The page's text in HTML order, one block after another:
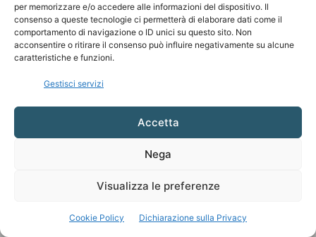
per memorizzare e/o accedere alle informazioni del dispositivo. Il
consenso a queste tecnologie ci permetterà di elaborare dati come il
comportamento di navigazione o ID unici su questo sito. Non
acconsentire o ritirare il consenso può influire negativamente su alcune
caratteristiche e funzioni.
Gestisci servizi
Accetta
Nega
Visualizza le preferenze
Cookie Policy Dichiarazione sulla Privacy